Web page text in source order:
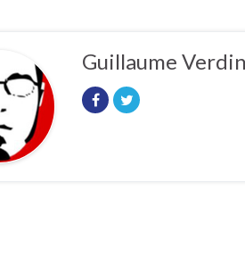
Guillaume